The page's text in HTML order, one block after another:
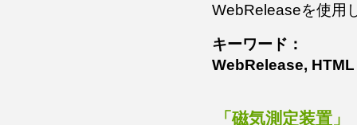
WebReleaseを使用
キーワード：
WebRelease, HTML
「磁気測定装置」